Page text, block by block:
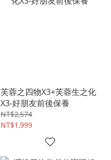
芙蓉之四物X3+芙蓉生之化
X3-好朋友前後保養
NT$2,574
NT$1,999